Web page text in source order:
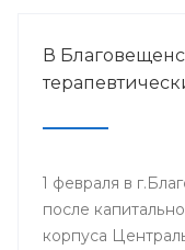
В
1 февраля в
после
корпуса